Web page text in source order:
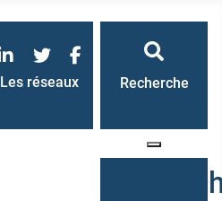
Recherche
Les réseaux
LinkedInTwitterFacebook